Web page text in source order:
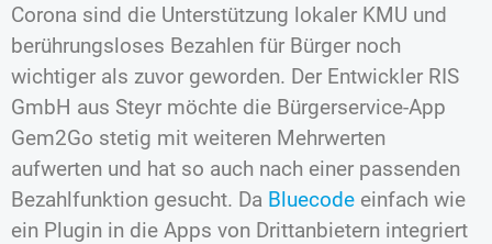
Corona sind die Unterstützung lokaler KMU und
berührungsloses Bezahlen für Bürger noch
wichtiger als zuvor geworden. Der Entwickler RIS
GmbH aus Steyr möchte die Bürgerservice-App
Gem2Go stetig mit weiteren Mehrwerten
aufwerten und hat so auch nach einer passenden
Bezahlfunktion gesucht. Da Bluecode einfach wie
ein Plugin in die Apps von Drittanbietern integriert